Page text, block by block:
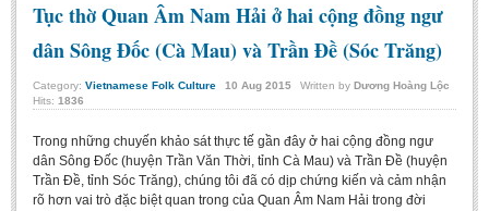
Department of Foreign Literatures and Comparative Literature
Department of Sinology-Nom Studies
Department of Arts Studies
Images - Events
ACADEMIC
Tục thờ Quan Âm Nam Hải ở hai cộng đồng ngư
dân Sông Đốc (Cà Mau) và Trần Đề (Sóc Trăng)
Category: Vietnamese Folk Culture 10 Aug 2015 Written by Dương Hoàng Lộc
Hits: 1836
Trong những chuyến khảo sát thực tế gần đây ở hai cộng đồng ngư
dân Sông Đốc (huyện Trần Văn Thời, tỉnh Cà Mau) và Trần Đề (huyện
Trần Đề, tỉnh Sóc Trăng), chúng tôi đã có dịp chứng kiến và cảm nhận
rõ hơn vai trò đặc biệt quan trong của Quan Âm Nam Hải trong đời